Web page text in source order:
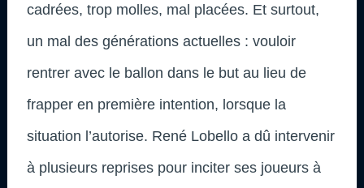
cadrées, trop molles, mal placées. Et surtout,
un mal des générations actuelles : vouloir
rentrer avec le ballon dans le but au lieu de
frapper en première intention, lorsque la
situation l’autorise. René Lobello a dû intervenir
à plusieurs reprises pour inciter ses joueurs à